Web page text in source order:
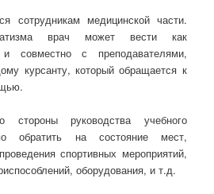
сотрудникам медицинской части.
врач может вести как
и совместно с преподавателями,
курсанту, который обращается к
руководства учебного
обратить на состояние мест,
спортивных мероприятий,
оборудования, и т.д.